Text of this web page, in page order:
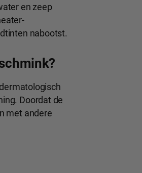
en zeep
nabootst.
Doordat de
met andere